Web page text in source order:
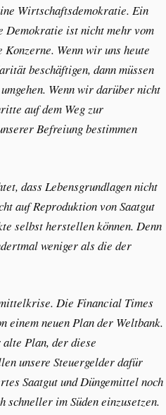
Wirtschaftsdemokratie. Ein
Demokratie ist nicht mehr vom
Wenn wir uns heute
beschäftigen, dann müssen
Wenn wir darüber nicht
auf dem Weg zur
Befreiung bestimmen
dass Lebensgrundlagen nicht
auf Reproduktion von Saatgut
selbst herstellen können. Denn
weniger als die der
Die Financial Times
einem neuen Plan der Weltbank.
Plan, der diese
unsere Steuergelder dafür
Saatgut und Düngemittel noch
schneller im Süden einzusetzen.